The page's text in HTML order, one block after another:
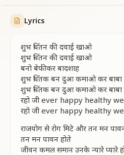
Lyrics
शुभ चिंतन की दवाई खाओ
शुभ चिंतन की दवाई खाओ
बनो बेफीकर बादशाह
शुभ चिंतक बन दुआ कमाओ कर बाबा
शुभ चिंतक बन दुआ कमाओ कर बाबा
रहो जी ever happy healthy
रहो जी ever happy healthy
राजयोग से रोग मिटे और तन मन
तन मन पावन होते
जीवन कमल समान उनके न्यारे प्यारे